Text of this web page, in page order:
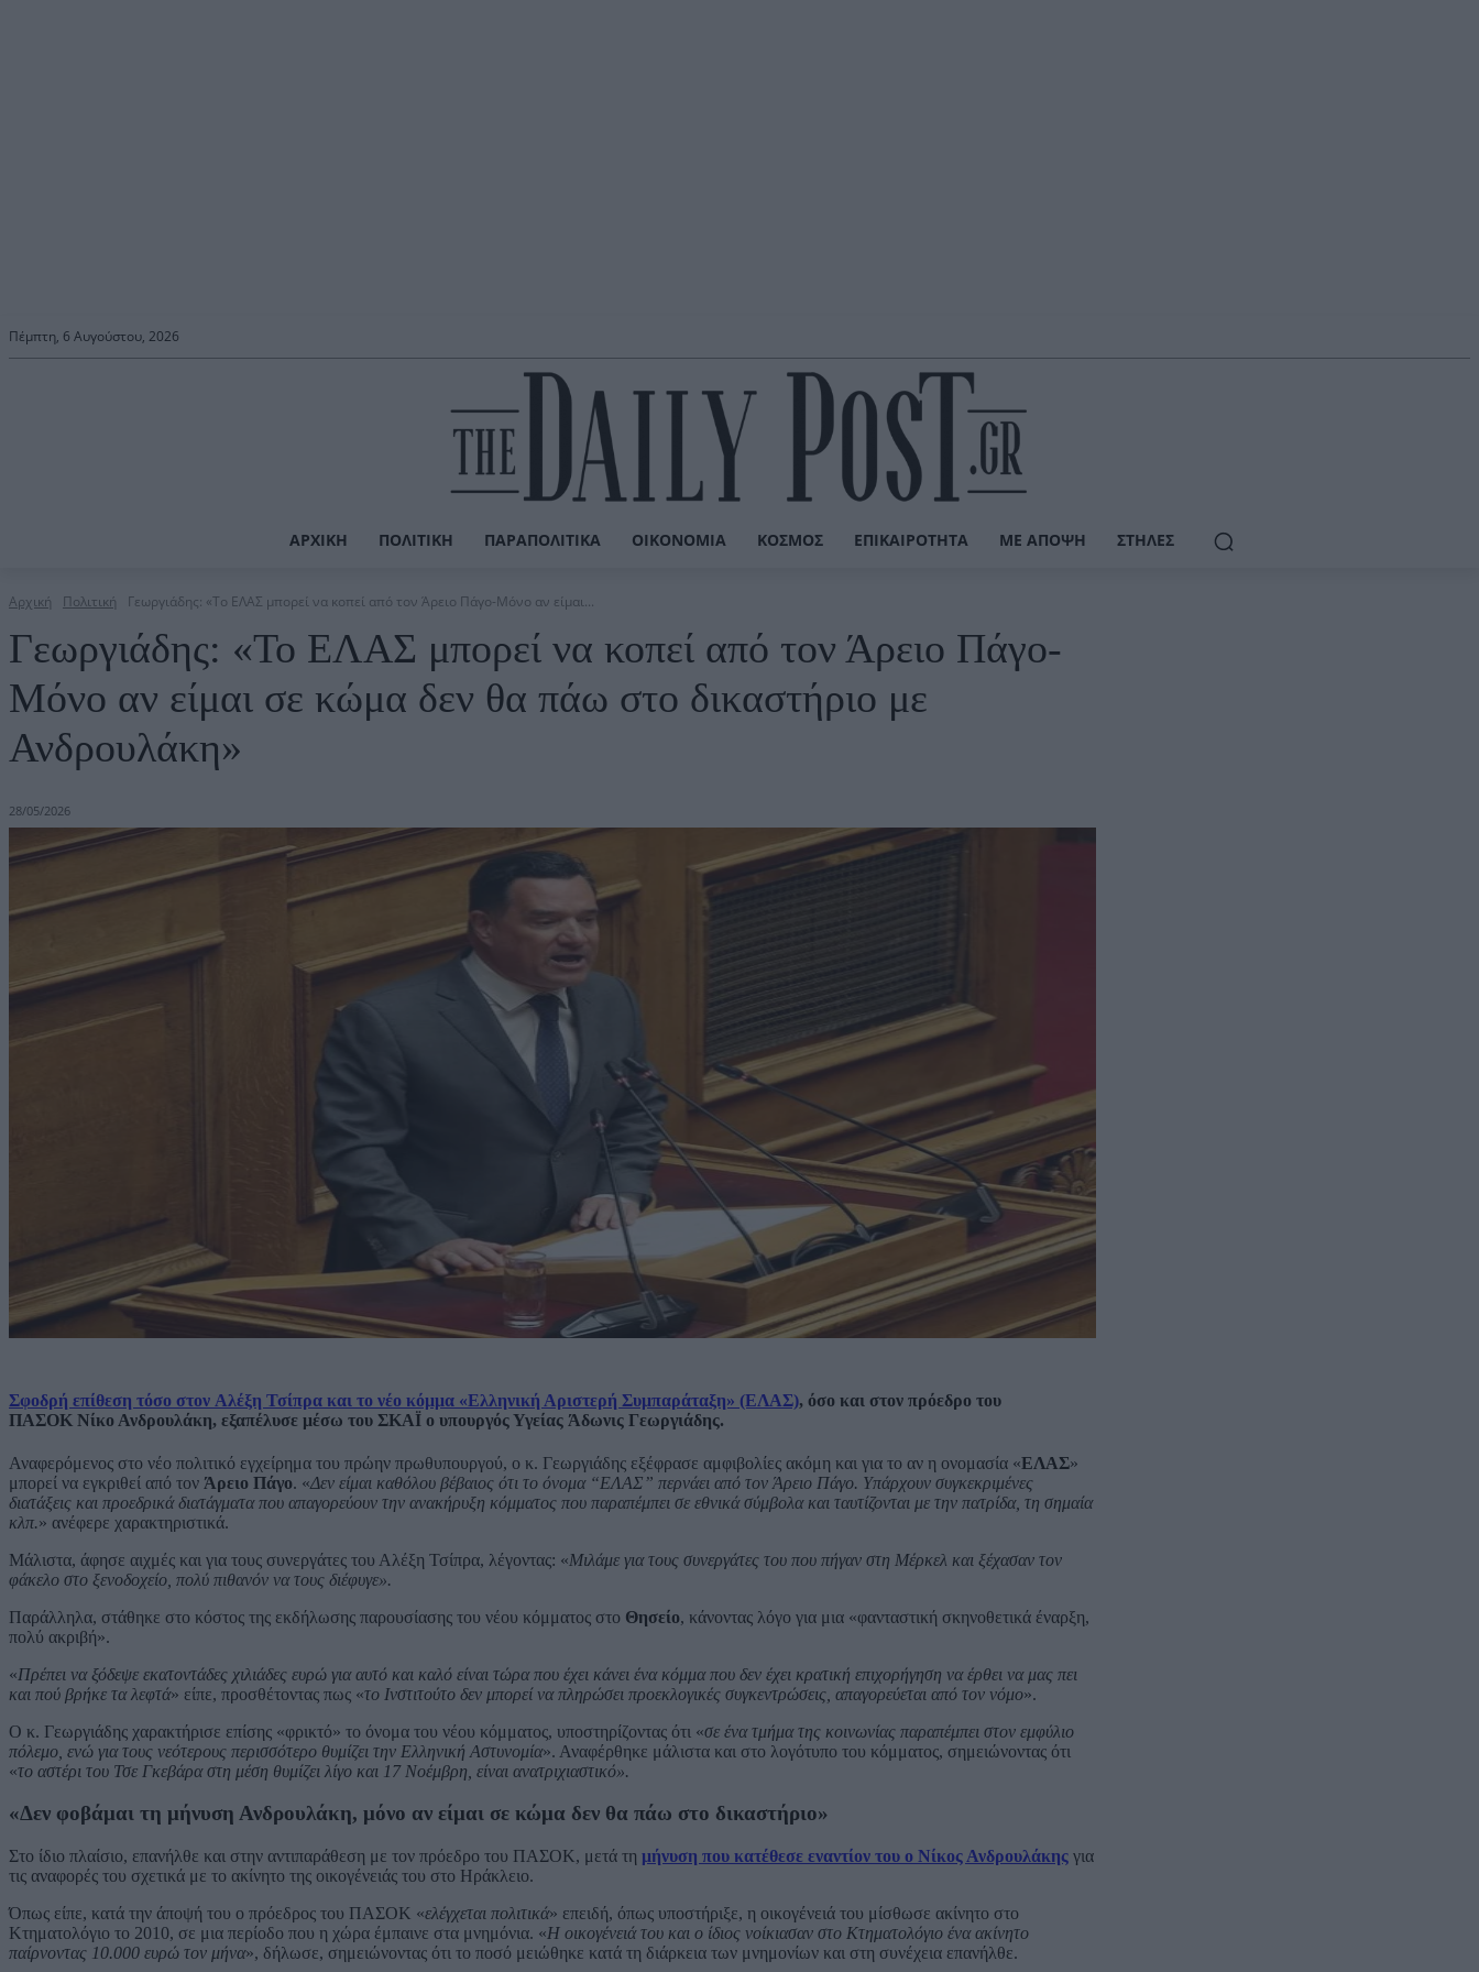
Πέμπτη, 6 Αυγούστου, 2026
ΑΡΧΙΚΉ ΠΟΛΙΤΙΚΉ ΠΑΡΑΠΟΛΙΤΙΚΆ ΟΙΚΟΝΟΜΊΑ ΚΌΣΜΟΣ ΕΠΙΚΑΙΡΌΤΗΤΑ ΜΕ ΆΠΟΨΗ ΣΤΉΛΕΣ
Αρχική Πολιτική Γεωργιάδης: «Το ΕΛΑΣ μπορεί να κοπεί από τον Άρειο Πάγο-Μόνο αν είμαι...
Γεωργιάδης: «Το ΕΛΑΣ μπορεί να κοπεί από τον Άρειο Πάγο-
Μόνο αν είμαι σε κώμα δεν θα πάω στο δικαστήριο με
Ανδρουλάκη»
28/05/2026
Σφοδρή επίθεση τόσο στον Αλέξη Τσίπρα και το νέο κόμμα «Ελληνική Αριστερή Συμπαράταξη» (ΕΛΑΣ), όσο και στον πρόεδρο του
ΠΑΣΟΚ Νίκο Ανδρουλάκη, εξαπέλυσε μέσω του ΣΚΑΪ ο υπουργός Υγείας Άδωνις Γεωργιάδης.
Αναφερόμενος στο νέο πολιτικό εγχείρημα του πρώην πρωθυπουργού, ο κ. Γεωργιάδης εξέφρασε αμφιβολίες ακόμη και για το αν η ονομασία «ΕΛΑΣ»
μπορεί να εγκριθεί από τον Άρειο Πάγο. «Δεν είμαι καθόλου βέβαιος ότι το όνομα “ΕΛΑΣ” περνάει από τον Άρειο Πάγο. Υπάρχουν συγκεκριμένες
διατάξεις και προεδρικά διατάγματα που απαγορεύουν την ανακήρυξη κόμματος που παραπέμπει σε εθνικά σύμβολα και ταυτίζονται με την πατρίδα, τη σημαία
κλπ.» ανέφερε χαρακτηριστικά.
Μάλιστα, άφησε αιχμές και για τους συνεργάτες του Αλέξη Τσίπρα, λέγοντας: «Μιλάμε για τους συνεργάτες του που πήγαν στη Μέρκελ και ξέχασαν τον
φάκελο στο ξενοδοχείο, πολύ πιθανόν να τους διέφυγε».
Παράλληλα, στάθηκε στο κόστος της εκδήλωσης παρουσίασης του νέου κόμματος στο Θησείο, κάνοντας λόγο για μια «φανταστική σκηνοθετικά έναρξη,
πολύ ακριβή».
«Πρέπει να ξόδεψε εκατοντάδες χιλιάδες ευρώ για αυτό και καλό είναι τώρα που έχει κάνει ένα κόμμα που δεν έχει κρατική επιχορήγηση να έρθει να μας πει
και πού βρήκε τα λεφτά» είπε, προσθέτοντας πως «το Ινστιτούτο δεν μπορεί να πληρώσει προεκλογικές συγκεντρώσεις, απαγορεύεται από τον νόμο».
Ο κ. Γεωργιάδης χαρακτήρισε επίσης «φρικτό» το όνομα του νέου κόμματος, υποστηρίζοντας ότι «σε ένα τμήμα της κοινωνίας παραπέμπει στον εμφύλιο
πόλεμο, ενώ για τους νεότερους περισσότερο θυμίζει την Ελληνική Αστυνομία». Αναφέρθηκε μάλιστα και στο λογότυπο του κόμματος, σημειώνοντας ότι
«το αστέρι του Τσε Γκεβάρα στη μέση θυμίζει λίγο και 17 Νοέμβρη, είναι ανατριχιαστικό».
«Δεν φοβάμαι τη μήνυση Ανδρουλάκη, μόνο αν είμαι σε κώμα δεν θα πάω στο δικαστήριο»
Στο ίδιο πλαίσιο, επανήλθε και στην αντιπαράθεση με τον πρόεδρο του ΠΑΣΟΚ, μετά τη μήνυση που κατέθεσε εναντίον του ο Νίκος Ανδρουλάκης για
τις αναφορές του σχετικά με το ακίνητο της οικογένειάς του στο Ηράκλειο.
Όπως είπε, κατά την άποψή του ο πρόεδρος του ΠΑΣΟΚ «ελέγχεται πολιτικά» επειδή, όπως υποστήριξε, η οικογένειά του μίσθωσε ακίνητο στο
Κτηματολόγιο το 2010, σε μια περίοδο που η χώρα έμπαινε στα μνημόνια. «Η οικογένειά του και ο ίδιος νοίκιασαν στο Κτηματολόγιο ένα ακίνητο
παίρνοντας 10.000 ευρώ τον μήνα», δήλωσε, σημειώνοντας ότι το ποσό μειώθηκε κατά τη διάρκεια των μνημονίων και στη συνέχεια επανήλθε.